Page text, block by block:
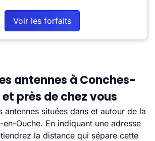
Voir les forfaits
antennes à Conches-
près de chez vous
antennes situées dans et autour de la
Ouche. En indiquant une adresse
la distance qui sépare cette